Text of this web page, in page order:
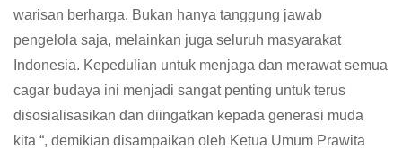
warisan berharga. Bukan hanya tanggung jawab
pengelola saja, melainkan juga seluruh masyarakat
Indonesia. Kepedulian untuk menjaga dan merawat semua
cagar budaya ini menjadi sangat penting untuk terus
disosialisasikan dan diingatkan kepada generasi muda
kita “, demikian disampaikan oleh Ketua Umum Prawita